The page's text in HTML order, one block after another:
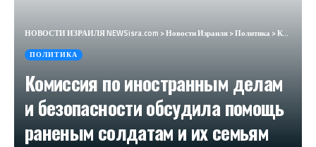
НОВОСТИ ИЗРАИЛЯ NEWSisra.com >Новости Израиля>Политика >Комиссия по иностранным делам и безопасности обсудила помощь раненым солдатам и их семьям
ПОЛИТИКА
Комиссия по иностранным делам
и безопасности обсудила помощь
раненым солдатам и их семьям